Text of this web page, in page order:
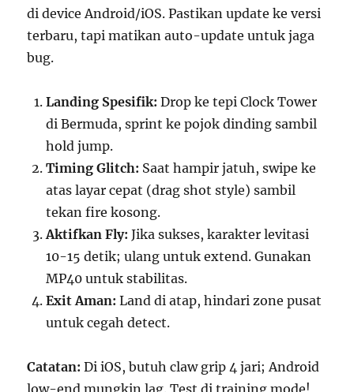
di device Android/iOS. Pastikan update ke versi
terbaru, tapi matikan auto-update untuk jaga
bug.
Landing Spesifik: Drop ke tepi Clock Tower
di Bermuda, sprint ke pojok dinding sambil
hold jump.
Timing Glitch: Saat hampir jatuh, swipe ke
atas layar cepat (drag shot style) sambil
tekan fire kosong.
Aktifkan Fly: Jika sukses, karakter levitasi
10-15 detik; ulang untuk extend. Gunakan
MP40 untuk stabilitas.
Exit Aman: Land di atap, hindari zone pusat
untuk cegah detect.
Catatan: Di iOS, butuh claw grip 4 jari; Android
low-end mungkin lag. Test di training mode!